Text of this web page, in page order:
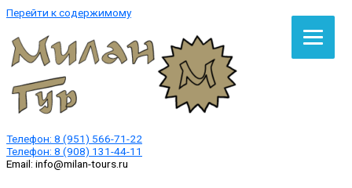
Перейти к содержимому
Телефон: 8 (951) 566-71-22
Телефон: 8 (908) 131-44-11
Email: info@milan-tours.ru